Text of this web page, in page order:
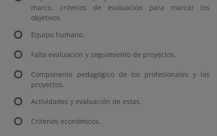
marco, criterios de evaluación para marcar los
objetivos.
Equipo humano.
Falta evaluación y seguimiento de proyectos.
Componente pedagógico de los profesionales y los
proyectos.
Actividades y evaluación de estas.
Criterios económicos.